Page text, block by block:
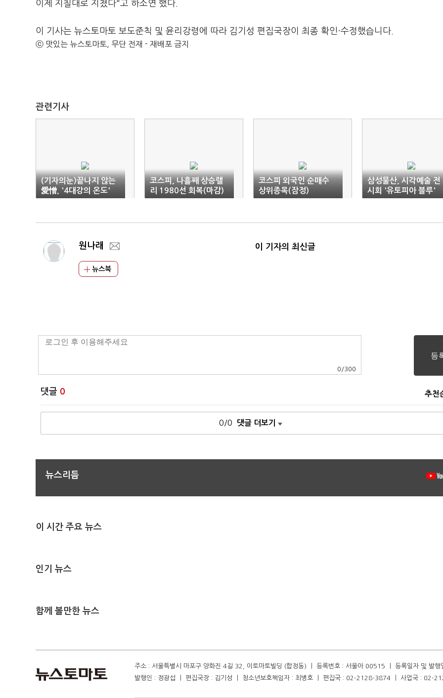
이제 지칠대로 지쳤다"고 하소연 했다.
이 기사는 뉴스토마토 보도준칙 및 윤리강령에 따라 김기성 편집국장이 최종 확인·수정했습니다.
ⓒ 맛있는 뉴스토마토, 무단 전재 - 재배포 금지
관련기사
(기자의눈)끝나지 않는
愛憎, '4대강의 온도'
코스피, 나흘째 상승랠
리 1980선 회복(마감)
코스피 외국인 순매수
상위종목(잠정)
삼성물산, 시각예술 전
시회 '유토피아 블루'
원나래
뉴스북
이 기자의 최신글
0 /300
댓글 0 추천
0/0 댓글 더보기
뉴스리듬
이 시간 주요 뉴스
인기 뉴스
함께 볼만한 뉴스
주소 : 서울특별시 마포구 양화진 4길 32, 이토마토빌딩 (합정동) ㅣ 등록번호 : 서울아 00515 ㅣ 등록일자 및 발
발행인 : 정광섭 ㅣ 편집국장 : 김기성 ㅣ 청소년보호책임자 : 최병호 ㅣ 편집국 : 02-2128-3874 ㅣ 사업국 : 02-